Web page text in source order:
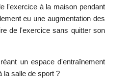
l'exercice à la maison pendant
eu une augmentation des
de l'exercice sans quitter son
un espace d'entraînement
la salle de sport ?